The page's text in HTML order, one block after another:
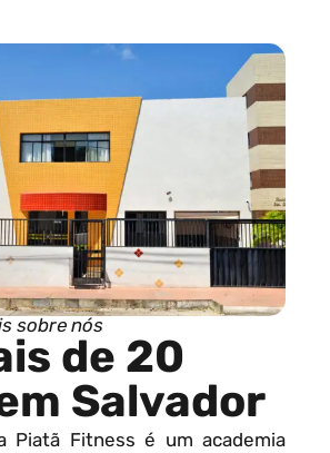
sobre nós
de 20
Salvador
Piatã Fitness é um academia